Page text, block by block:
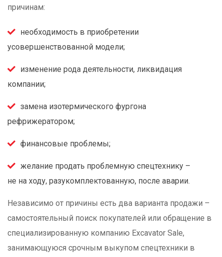
причинам:
необходимость в приобретении
усовершенствованной модели;
изменение рода деятельности, ликвидация
компании;
замена изотермического фургона
рефрижератором;
финансовые проблемы;
желание продать проблемную спецтехнику –
не на ходу, разукомплектованную, после аварии.
Независимо от причины есть два варианта продажи –
самостоятельный поиск покупателей или обращение в
специализированную компанию Excavator Sale,
занимающуюся срочным выкупом спецтехники в